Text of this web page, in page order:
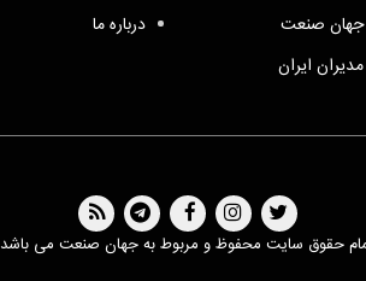
جهان صنعت
ایران
درباره ما
حقوق سایت محفوظ و مربوط به جهان صنعت می باشد